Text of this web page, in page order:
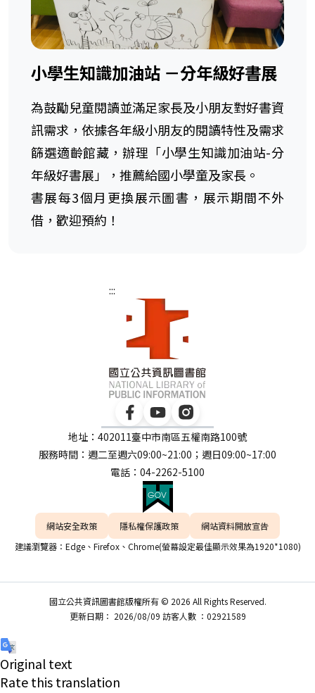
小學生知識加油站 －分年級好書展
為鼓勵兒童閱讀並滿足家長及小朋友對好書資
訊需求，依據各年級小朋友的閱讀特性及需求
篩選適齡館藏，辦理「小學生知識加油站-分
年級好書展」，推薦給國小學童及家長。
書展每3個月更換展示圖書，展示期間不外
借，歡迎預約！
:::
地址：402011臺中市南區五權南路100號
服務時間：週二至週六09:00~21:00；週日09:00~17:00
電話：04-2262-5100
網站安全政策 隱私權保護政策
網站資料開放宣告
建議瀏覽器：Edge、Firefox、Chrome(螢幕設定最佳顯示效果為1920*1080)
國立公共資訊圖書館版權所有 © 2026 All Rights Reserved.
更新日期： 2026/08/09 訪客人數 ：02921589
Original text
Rate this translation